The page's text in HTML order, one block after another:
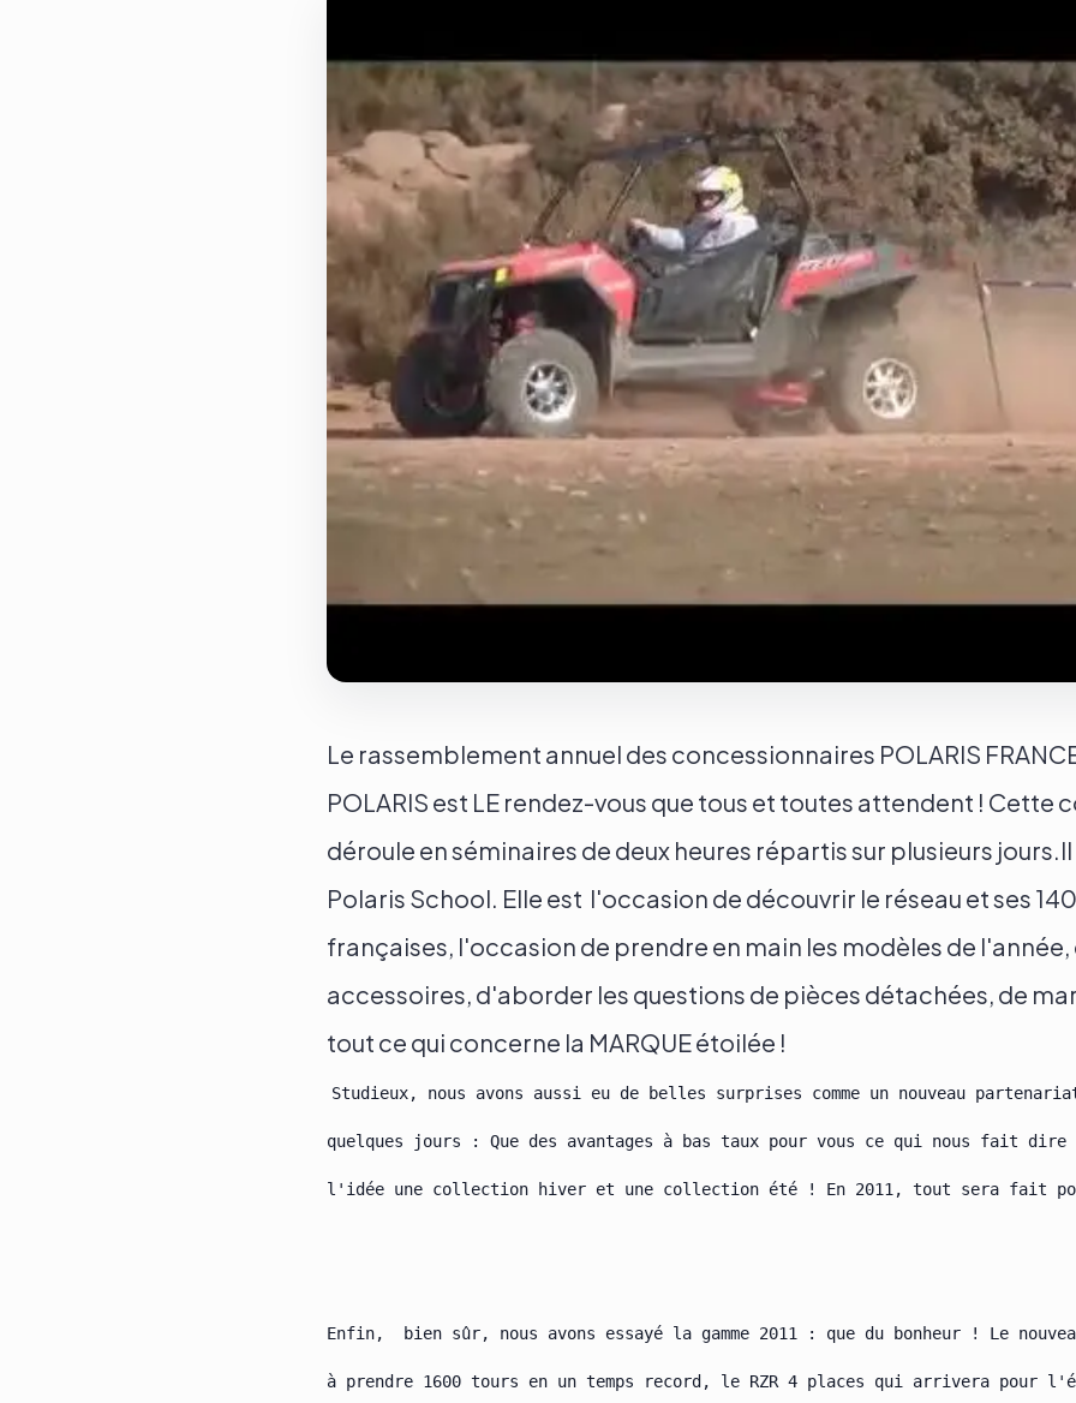
Le rassemblement annuel des concessionnaires POLARIS
POLARIS est LE rendez-vous que tous et toutes attendent ! Cette
déroule en séminaires de deux heures répartis sur plusieurs
Polaris School. Elle est l'occasion de découvrir le réseau et ses
françaises, l'occasion de prendre en main les modèles de
accessoires, d'aborder les questions de pièces détachées, de
tout ce qui concerne la MARQUE étoilée !
Studieux, nous avons aussi eu de belles surprises comme un nouveau
quelques jours : Que des avantages à bas taux pour vous ce qui nous fait dire :
l'idée une collection hiver et une collection été ! En 2011, tout sera fait
Enfin,  bien sûr, nous avons essayé la gamme 2011 : que du bonheur ! Le
à prendre 1600 tours en un temps record, le RZR 4 places qui arrivera